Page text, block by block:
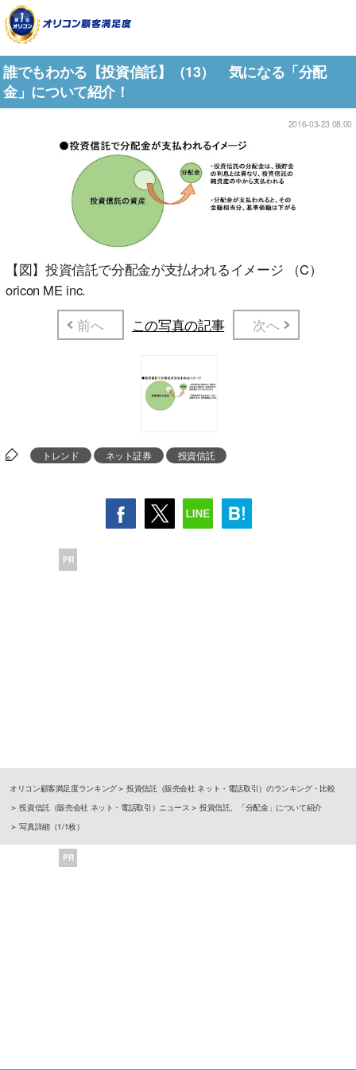
誰でもわかる【投資信託】（13） 気になる「分配
金」について紹介！
2016-03-23 08:00
【図】投資信託で分配金が支払われるイメージ （C）
oricon ME inc.
前へ
この写真の記事 次へ
トレンド ネット証券 投資信託
PR
オリコン顧客満足度ランキング
投資信託（販売会社 ネット・電話取引）のランキング・比較
投資信託（販売会社 ネット・電話取引）ニュース
投資信託、「分配金」について紹介
写真詳細（1/1枚）
PR